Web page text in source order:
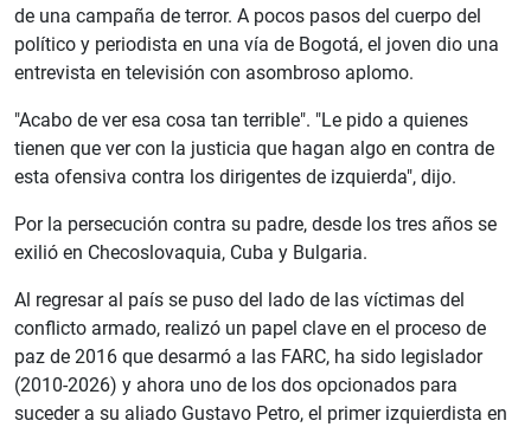
de una campaña de terror. A pocos pasos del cuerpo del
político y periodista en una vía de Bogotá, el joven dio una
entrevista en televisión con asombroso aplomo.
"Acabo de ver esa cosa tan terrible". "Le pido a quienes
tienen que ver con la justicia que hagan algo en contra de
esta ofensiva contra los dirigentes de izquierda", dijo.
Por la persecución contra su padre, desde los tres años se
exilió en Checoslovaquia, Cuba y Bulgaria.
Al regresar al país se puso del lado de las víctimas del
conflicto armado, realizó un papel clave en el proceso de
paz de 2016 que desarmó a las FARC, ha sido legislador
(2010-2026) y ahora uno de los dos opcionados para
suceder a su aliado Gustavo Petro, el primer izquierdista en